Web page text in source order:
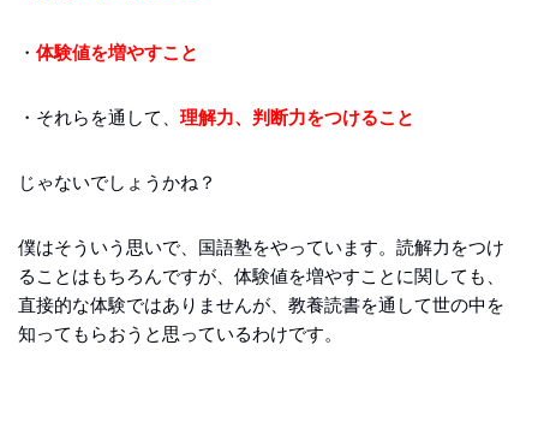
・ 体験値を増やすこと
・それらを通して、 理解力、判断力をつけること
じゃないでしょうかね？
僕はそういう思いで、国語塾をやっています。読解力をつけ
ることはもちろんですが、体験値を増やすことに関しても、
直接的な体験ではありませんが、教養読書を通して世の中を
知ってもらおうと思っているわけです。